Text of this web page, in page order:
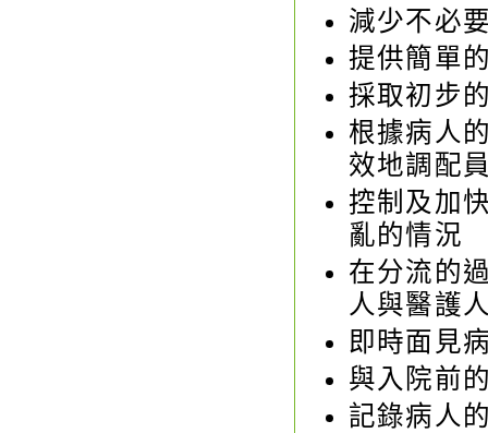
減少不必
提供簡單
採取初步
根據病人
效地調配
控制及加
亂的情況
在分流的
人與醫護
即時面見
與入院前
記錄病人